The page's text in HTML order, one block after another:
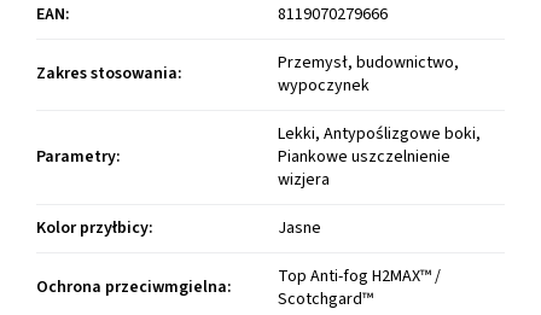
EAN: 8119070279666
Zakres stosowania:
Przemysł, budownictwo,
wypoczynek
Parametry:
Lekki, Antypoślizgowe boki,
Piankowe uszczelnienie
wizjera
Kolor przyłbicy: Jasne
Ochrona przeciwmgielna:
Top Anti-fog H2MAX™ /
Scotchgard™